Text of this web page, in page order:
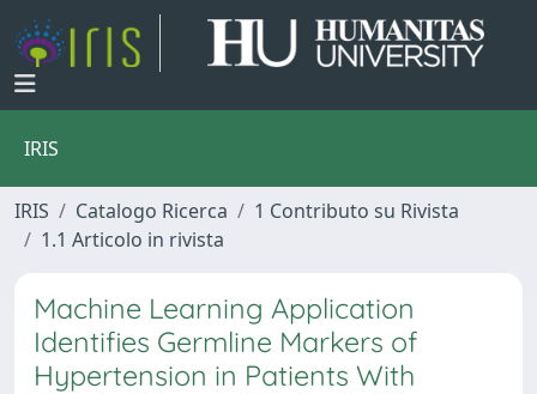
IRIS
IRIS Catalogo Ricerca
1 Contributo su Rivista
1.1 Articolo in rivista
Machine Learning Application
Identifies Germline Markers of
Hypertension in Patients With